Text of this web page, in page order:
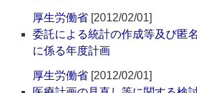
厚生労働省 [2012/02/01]
委託による統計の作成等及び匿
に係る年度計画
厚生労働省 [2012/02/01]